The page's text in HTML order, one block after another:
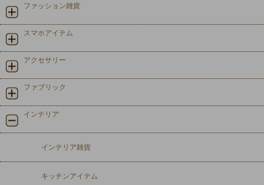
ファッション雑貨
スマホアイテム
アクセサリー
ファブリック
インテリア
インテリア雑貨
キッチンアイテム